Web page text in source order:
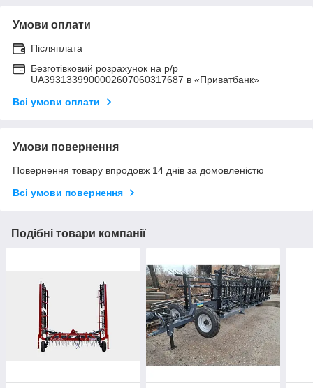
Умови оплати
Післяплата
Безготівковий розрахунок на р/р
UA3931339900002607060317687 в «Приватбанк»
Всі умови оплати
Умови повернення
Повернення товару впродовж 14 днів за домовленістю
Всі умови повернення
Подібні товари компанії